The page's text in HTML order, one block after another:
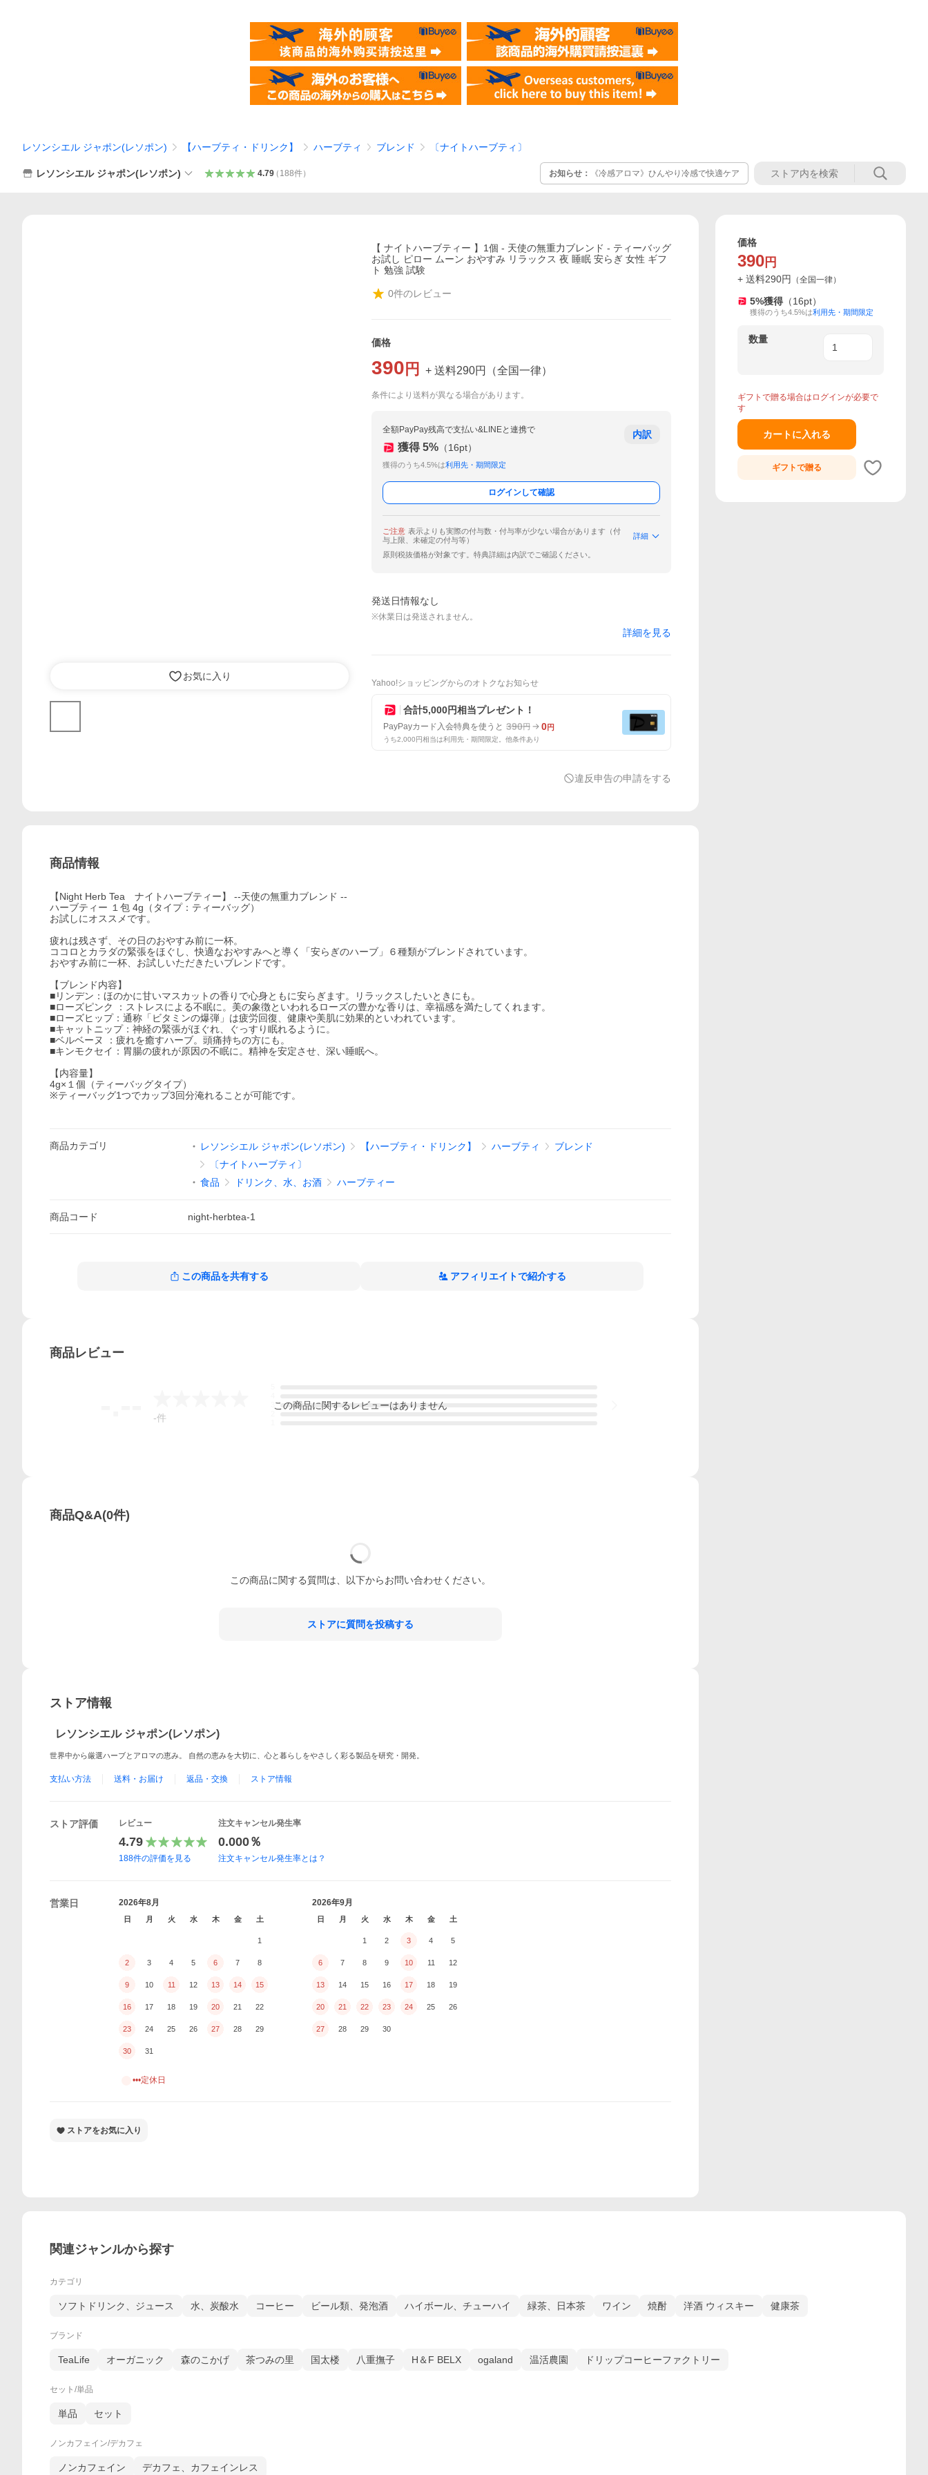
レソンシエル ジャポン(レソポン) 【ハーブティ・ドリンク】 ハーブティ ブレンド 〔ナイトハーブティ〕
レソンシエル ジャポン(レソポン) 4.79（ 188件） お知らせ： 《冷感アロマ》ひんやり冷感で快適ケア
お気に入り
【 ナイトハーブティー 】1個 - 天使の無重力ブレンド - ティーバッグ
お試し ピロー ムーン おやすみ リラックス 夜 睡眠 安らぎ 女性 ギフ
ト 勉強 試験
0件のレビュー
価格
390 円 + 送料290円 （全国一律）
条件により送料が異なる場合があります。
全額PayPay残高で支払い&LINEと連携で
獲得 5% （16pt）
獲得のうち4.5%は利用先・期間限定
内訳
ログインして確認
ご注意 表示よりも実際の付与数・付与率が少ない場合があります（付
与上限、未確定の付与等）
詳細
原則税抜価格が対象です。特典詳細は内訳でご確認ください。
発送日情報なし
※休業日は発送されません。
詳細を見る
Yahoo!ショッピングからのオトクなお知らせ
合計5,000円相当プレゼント！
PayPayカード入会特典を使うと 390円 0円
うち2,000円相当は利用先・期間限定。他条件あり
違反申告の申請をする
商品情報
【Night Herb Tea ナイトハーブティー】 --天使の無重力ブレンド --
ハーブティー １包 4g（タイプ：ティーバッグ）
お試しにオススメです。
疲れは残さず、その日のおやすみ前に一杯。
ココロとカラダの緊張をほぐし、快適なおやすみへと導く「安らぎのハーブ」６種類がブレンドされています。
おやすみ前に一杯、お試しいただきたいブレンドです。
【ブレンド内容】
■リンデン：ほのかに甘いマスカットの香りで心身ともに安らぎます。リラックスしたいときにも。
■ローズピンク ：ストレスによる不眠に。美の象徴といわれるローズの豊かな香りは、幸福感を満たしてくれます。
■ローズヒップ：通称「ビタミンの爆弾」は疲労回復、健康や美肌に効果的といわれています。
■キャットニップ：神経の緊張がほぐれ、ぐっすり眠れるように。
■ベルベーヌ ：疲れを癒すハーブ。頭痛持ちの方にも。
■キンモクセイ：胃腸の疲れが原因の不眠に。精神を安定させ、深い睡眠へ。
【内容量】
4g×１個（ティーバッグタイプ）
※ティーバッグ1つでカップ3回分淹れることが可能です。
商品カテゴリ レソンシエル ジャポン(レソポン) 【ハーブティ・ドリンク】 ハーブティ
ブレンド
〔ナイトハーブティ〕
食品
ドリンク、水、お酒 ハーブティー
商品コード night-herbtea-1
この商品を共有する アフィリエイトで紹介する
商品レビュー
-件
この商品に関するレビューはありません
商品Q&A(0件)
この商品に関する質問は、以下からお問い合わせください。
ストアに質問を投稿する
ストア情報
レソンシエル ジャポン(レソポン)
世界中から厳選ハーブとアロマの恵み。 自然の恵みを大切に、心と暮らしをやさしく彩る製品を研究・開発。
支払い方法 送料・お届け 返品・交換 ストア情報
ストア評価 レビュー
4.79
188件の評価を見る
注文キャンセル発生率
0.000％
注文キャンセル発生率とは？
営業日 2026年8月
日 月 火 水 木 金 土
1
2 3 4 5 6 7 8
9 10 11 12 13 14 15
16 17 18 19 20 21 22
23 24 25 26 27 28 29
30 31
2026年9月
日 月 火 水 木 金 土
1 2 3 4 5
6 7 8 9 10 11 12
13 14 15 16 17 18 19
20 21 22 23 24 25 26
27 28 29 30
•••定休日
ストアをお気に入り
価格
390 円
+ 送料290円 （全国一律）
5%獲得 （16pt）
獲得のうち4.5%は利用先・期間限定
数量
ギフトで贈る場合はログインが必要で
す
カートに入れる
ギフトで贈る
関連ジャンルから探す
カテゴリ
ソフトドリンク、ジュース 水、炭酸水 コーヒー ビール類、発泡酒 ハイボール、チューハイ 緑茶、日本茶 ワイン 焼酎 洋酒 ウィスキー 健康茶
ブランド
TeaLife オーガニック 森のこかげ 茶つみの里 国太楼 八重撫子 H＆F BELX ogaland 温活農園 ドリップコーヒーファクトリー
セット/単品
単品 セット
ノンカフェイン/デカフェ
ノンカフェイン デカフェ、カフェインレス